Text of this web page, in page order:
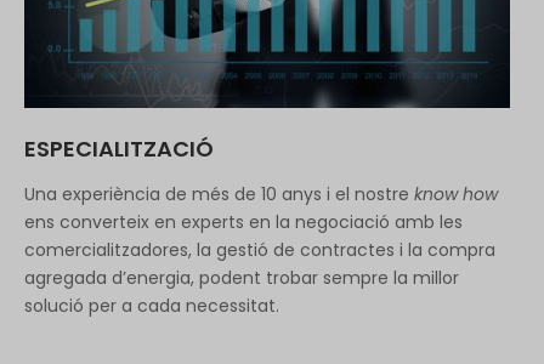
ESPECIALITZACIÓ
Una experiència de més de 10 anys i el nostre know how
ens converteix en experts en la negociació amb les
comercialitzadores, la gestió de contractes i la compra
agregada d’energia, podent trobar sempre la millor
solució per a cada necessitat.